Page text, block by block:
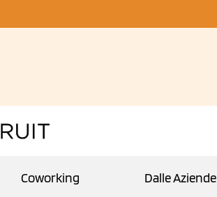
Coworking Dalle Aziende